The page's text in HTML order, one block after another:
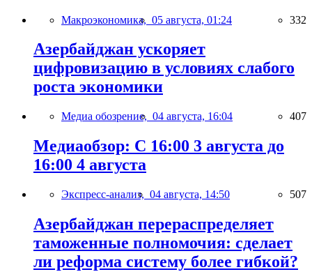
Макроэкономика, 05 августа, 01:24 332
Азербайджан ускоряет
цифровизацию в условиях слабого
роста экономики
Медиа обозрение, 04 августа, 16:04 407
Медиаобзор: С 16:00 3 августа до
16:00 4 августа
Экспресс-анализ, 04 августа, 14:50 507
Азербайджан перераспределяет
таможенные полномочия: сделает
ли реформа систему более гибкой?